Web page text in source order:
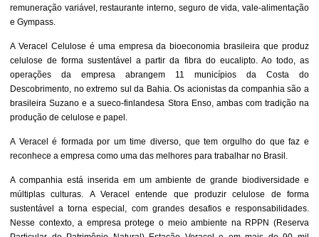
remuneração variável, restaurante interno, seguro de vida, vale-alimentação
e Gympass.
A Veracel Celulose é uma empresa da bioeconomia brasileira que produz
celulose de forma sustentável a partir da fibra do eucalipto. Ao todo, as
operações da empresa abrangem 11 municípios da Costa do
Descobrimento, no extremo sul da Bahia. Os acionistas da companhia são a
brasileira Suzano e a sueco-finlandesa Stora Enso, ambas com tradição na
produção de celulose e papel.
A Veracel é formada por um time diverso, que tem orgulho do que faz e
reconhece a empresa como uma das melhores para trabalhar no Brasil.
A companhia está inserida em um ambiente de grande biodiversidade e
múltiplas culturas. A Veracel entende que produzir celulose de forma
sustentável a torna especial, com grandes desafios e responsabilidades.
Nesse contexto, a empresa protege o meio ambiente na RPPN (Reserva